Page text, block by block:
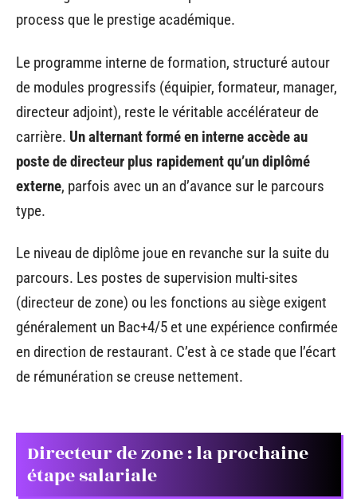
process que le prestige académique.
Le programme interne de formation, structuré autour
de modules progressifs (équipier, formateur, manager,
directeur adjoint), reste le véritable accélérateur de
carrière. Un alternant formé en interne accède au
poste de directeur plus rapidement qu’un diplômé
externe, parfois avec un an d’avance sur le parcours
type.
Le niveau de diplôme joue en revanche sur la suite du
parcours. Les postes de supervision multi-sites
(directeur de zone) ou les fonctions au siège exigent
généralement un Bac+4/5 et une expérience confirmée
en direction de restaurant. C’est à ce stade que l’écart
de rémunération se creuse nettement.
Directeur de zone : la prochaine
étape salariale